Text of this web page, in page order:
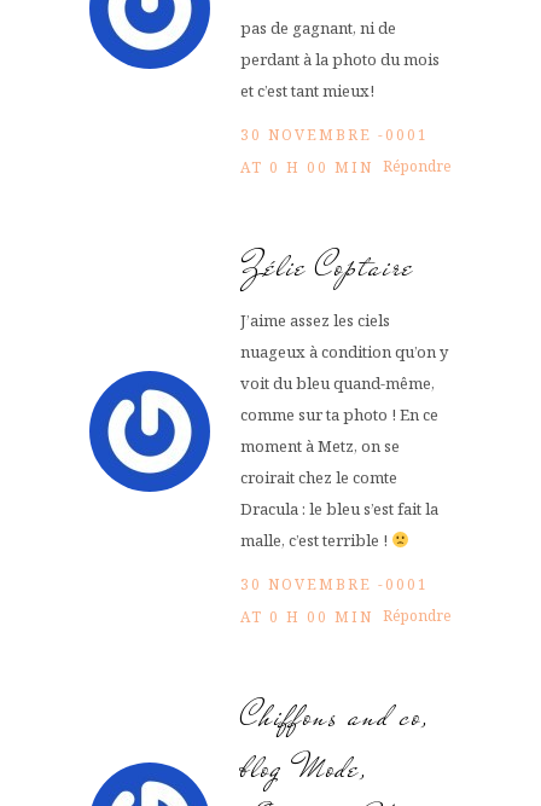
pas de gagnant, ni de
perdant à la photo du mois
et c’est tant mieux!
30 NOVEMBRE -0001
AT 0 H 00 MIN Répondre
Zélie Coptaire
J’aime assez les ciels
nuageux à condition qu’on y
voit du bleu quand-même,
comme sur ta photo ! En ce
moment à Metz, on se
croirait chez le comte
Dracula : le bleu s’est fait la
malle, c’est terrible !
30 NOVEMBRE -0001
AT 0 H 00 MIN Répondre
Chiffons and co,
blog Mode,